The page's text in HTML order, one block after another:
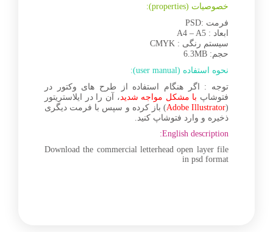
خصوصیات (properties):
فرمت :PSD
ابعاد : A4 – A5
سیستم رنگی : CMYK
حجم: 6.3MB
نحوه استفاده (user manual):
توجه : اگر هنگام استفاده از طرح های وکتور در
فتوشاپ با مشکل مواجه شدید، آن را در ایلاستریتور
(
Adobe Illustrator) باز کرده و سپس با فرمت دیگری
ذخیره و وارد فتوشاپ کنید.
English description:
Download the commercial letterhead open layer file
in psd format